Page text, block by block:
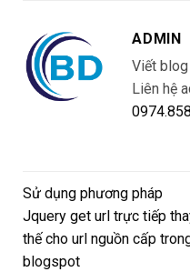
ADMIN
Viết
Liên hệ
Sử dụng phương pháp
Jquery get url trực tiếp
thế cho url nguồn cấp
blogspot